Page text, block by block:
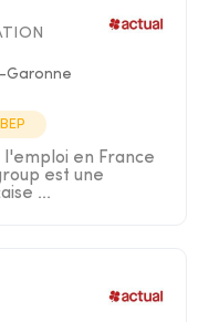
Garonne
en France
est une
...